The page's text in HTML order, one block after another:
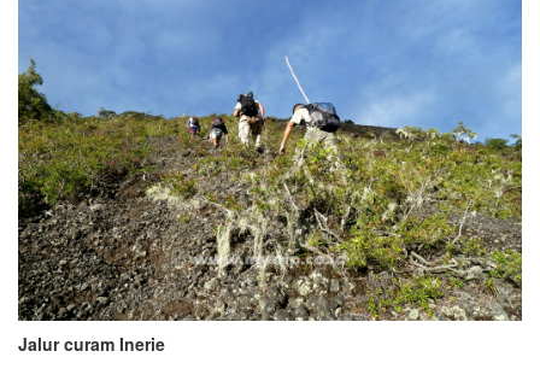
Jalur curam Inerie